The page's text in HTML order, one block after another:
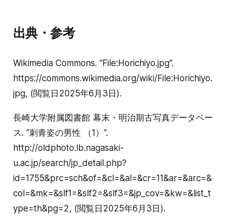
出典・参考
Wikimedia Commons. “File:Horichiyo.jpg”.
https://commons.wikimedia.org/wiki/File:Horichiyo.
jpg, (閲覧日2025年6月3日).
長崎大学附属図書館 幕末・明治期古写真データベー
ス. “刺青姿の男性 （1）”.
http://oldphoto.lb.nagasaki-
u.ac.jp/search/jp_detail.php?
id=1755&prc=sch&of=&cl=&al=&cr=11&ar=&arc=&
col=&mk=&slf1=&slf2=&slf3=&jp_cov=&kw=&list_t
ype=th&pg=2, (閲覧日2025年6月3日).